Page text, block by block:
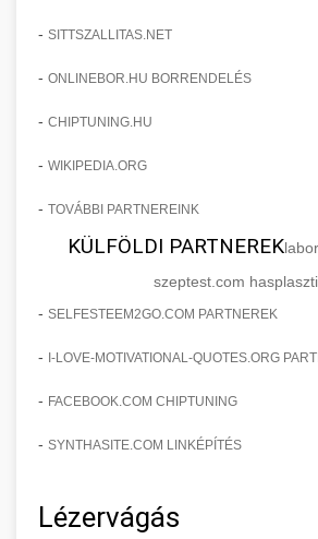
- SITTSZALLITAS.NET
- ONLINEBOR.HU BORRENDELÉS
- CHIPTUNING.HU
- WIKIPEDIA.ORG
- TOVÁBBI PARTNEREINK
KÜLFÖLDI PARTNEREK
szeptest.com
- SELFESTEEM2GO.COM PARTNEREK
- I-LOVE-MOTIVATIONAL-QUOTES.ORG
- FACEBOOK.COM CHIPTUNING
- SYNTHASITE.COM LINKÉPÍTÉS
Lézervágás